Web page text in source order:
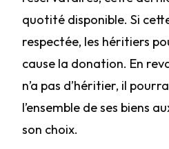
quotité disponible. Si
respectée, les héritiers
cause la donation. En
n’a pas d’héritier, il
l’ensemble de ses biens
son choix.